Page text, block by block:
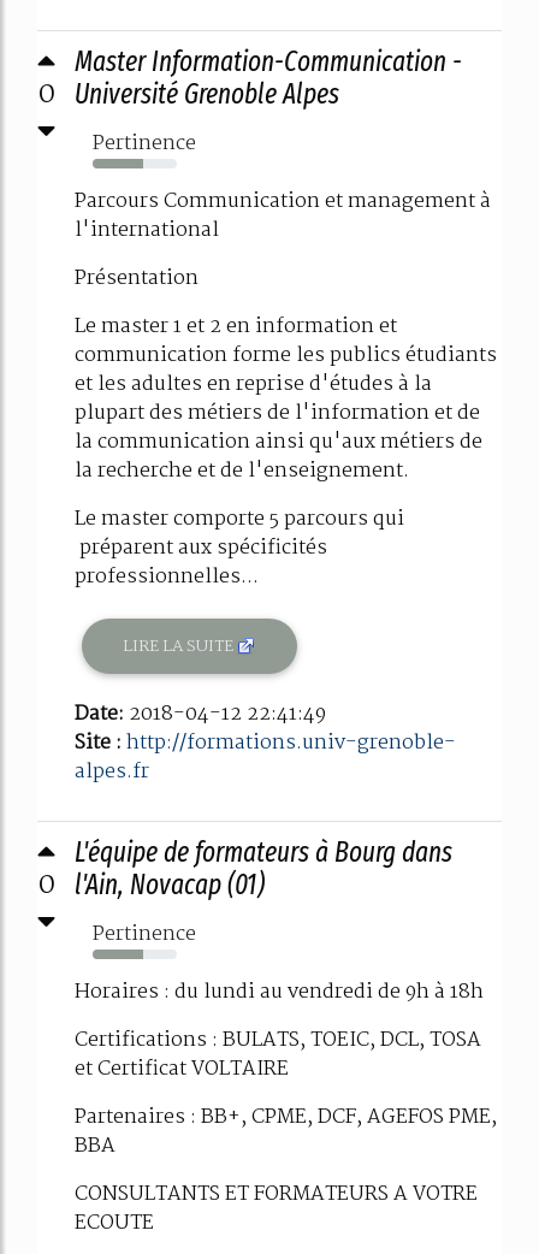
0
Master Information-Communication -
Université Grenoble Alpes
Pertinence
60%
Parcours Communication et management à
l'international
Présentation
Le master 1 et 2 en information et
communication forme les publics étudiants
et les adultes en reprise d'études à la
plupart des métiers de l'information et de
la communication ainsi qu'aux métiers de
la recherche et de l'enseignement.
Le master comporte 5 parcours qui
préparent aux spécificités
professionnelles...
LIRE LA SUITE
Date: 2018-04-12 22:41:49
Site :http://formations.univ-grenoble-
alpes.fr
0
L'équipe de formateurs à Bourg dans
l'Ain, Novacap (01)
Pertinence
60%
Horaires : du lundi au vendredi de 9h à 18h
Certifications : BULATS, TOEIC, DCL, TOSA
et Certificat VOLTAIRE
Partenaires : BB+, CPME, DCF, AGEFOS PME,
BBA
CONSULTANTS ET FORMATEURS A VOTRE
ECOUTE